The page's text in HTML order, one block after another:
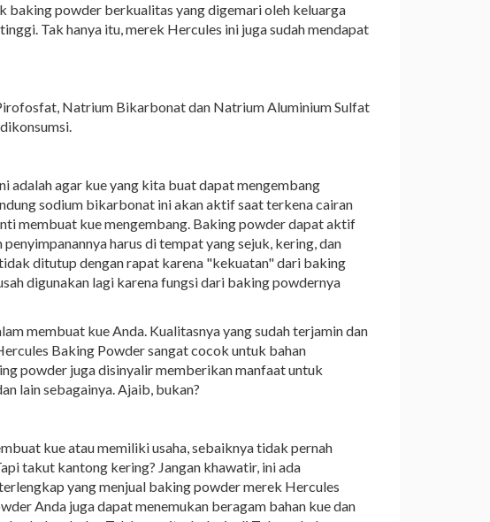
baking powder berkualitas yang digemari oleh keluarga
Tak hanya itu, merek Hercules ini juga sudah mendapat
Natrium Bikarbonat dan Natrium Aluminium Sulfat
adalah agar kue yang kita buat dapat mengembang
sodium bikarbonat ini akan aktif saat terkena cairan
membuat kue mengembang. Baking powder dapat aktif
harus di tempat yang sejuk, kering, dan
ditutup dengan rapat karena "kekuatan" dari baking
digunakan lagi karena fungsi dari baking powdernya
membuat kue Anda. Kualitasnya yang sudah terjamin dan
Baking Powder sangat cocok untuk bahan
powder juga disinyalir memberikan manfaat untuk
lain sebagainya. Ajaib, bukan?
kue atau memiliki usaha, sebaiknya tidak pernah
takut kantong kering? Jangan khawatir, ini ada
yang menjual baking powder merek Hercules
Anda juga dapat menemukan beragam bahan kue dan